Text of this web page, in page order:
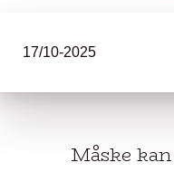
17/10-2025
Måske